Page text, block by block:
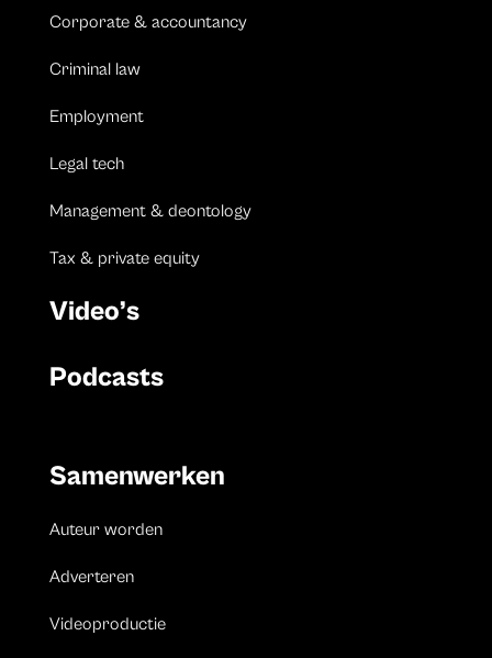
Corporate & accountancy
Criminal law
Employment
Legal tech
Management & deontology
Tax & private equity
Video’s
Podcasts
Samenwerken
Auteur worden
Adverteren
Videoproductie